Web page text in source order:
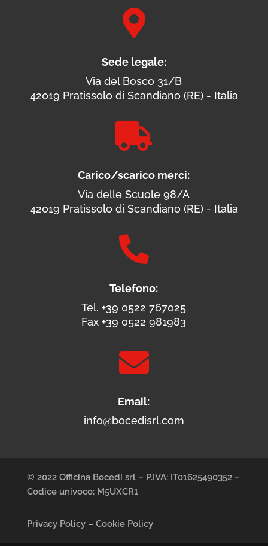

Sede legale:
Via del Bosco 31/B
42019 Pratissolo di Scandiano (RE) - Italia

Carico/scarico merci:
Via delle Scuole 98/A
42019 Pratissolo di Scandiano (RE) - Italia

Telefono:
Tel. +39 0522 767025
Fax +39 0522 981983

Email:
info@bocedisrl.com
© 2022 Officina Bocedi srl – P.IVA: IT01625490352 –
Codice univoco: M5UXCR1
Privacy Policy– Cookie Policy